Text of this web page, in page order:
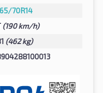
70R14
(190 km/h)
(462 kg)